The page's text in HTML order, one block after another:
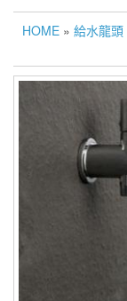
HOME » 給水龍頭